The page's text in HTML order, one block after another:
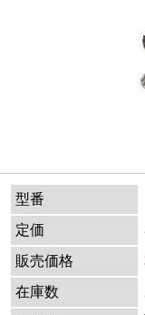
型番
定価
販売価格
在庫数